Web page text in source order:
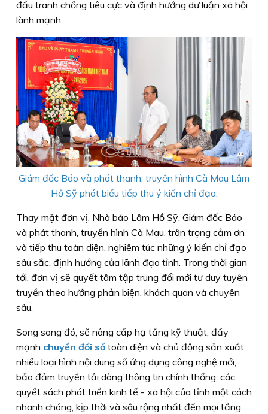
đấu tranh chống tiêu cực và định hướng dư luận xã hội
lành mạnh.
Giám đốc Báo và phát thanh, truyền hình Cà Mau Lâm
Hồ Sỹ phát biểu tiếp thu ý kiến chỉ đạo.
Thay mặt đơn vị, Nhà báo Lâm Hồ Sỹ, Giám đốc Báo
và phát thanh, truyền hình Cà Mau, trân trọng cảm ơn
và tiếp thu toàn diện, nghiêm túc những ý kiến chỉ đạo
sâu sắc, định hướng của lãnh đạo tỉnh. Trong thời gian
tới, đơn vị sẽ quyết tâm tập trung đổi mới tư duy tuyên
truyền theo hướng phản biện, khách quan và chuyên
sâu.
Song song đó, sẽ nâng cấp hạ tầng kỹ thuật, đẩy
mạnh chuyển đổi số toàn diện và chủ động sản xuất
nhiều loại hình nội dung số ứng dụng công nghệ mới,
bảo đảm truyền tải dòng thông tin chính thống, các
quyết sách phát triển kinh tế - xã hội của tỉnh một cách
nhanh chóng, kịp thời và sâu rộng nhất đến mọi tầng